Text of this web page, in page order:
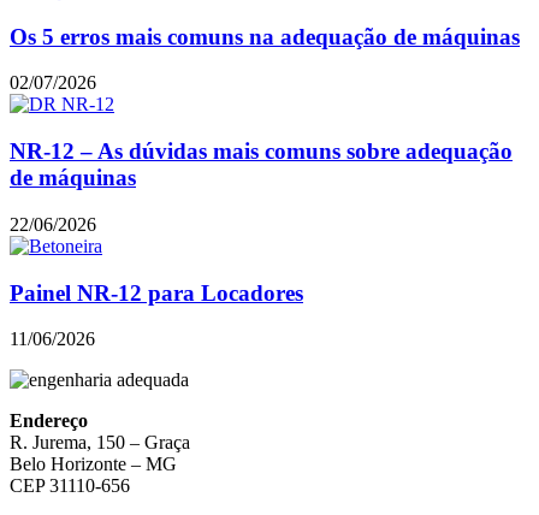
Os 5 erros mais comuns na adequação de máquinas
02/07/2026
NR-12 – As dúvidas mais comuns sobre adequação
de máquinas
22/06/2026
Painel NR-12 para Locadores
11/06/2026
Endereço
R. Jurema, 150 – Graça
Belo Horizonte – MG
CEP 31110-656